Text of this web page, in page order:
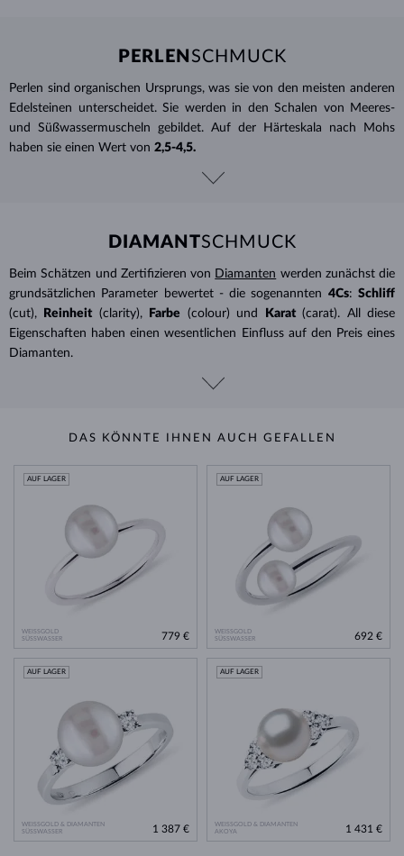
PERLEN SCHMUCK
Perlen sind organischen Ursprungs, was sie von den meisten anderen
Edelsteinen unterscheidet. Sie werden in den Schalen von Meeres-
und Süßwassermuscheln gebildet. Auf der Härteskala nach Mohs
haben sie einen Wert von 2,5-4,5.
DIAMANTSCHMUCK
Beim Schätzen und Zertifizieren von Diamanten werden zunächst die
grundsätzlichen Parameter bewertet - die sogenannten 4Cs: Schliff
(cut),
Reinheit (clarity), Farbe (colour) und Karat (carat). All diese
Eigenschaften haben einen wesentlichen Einfluss auf den Preis eines
Diamanten.
DAS KÖNNTE IHNEN AUCH GEFALLEN
WEISSGOLD
SÜSSWASSER
AUF LAGER
779 €
WEISSGOLD
SÜSSWASSER
AUF LAGER
692 €
WEISSGOLD & DIAMANTEN
SÜSSWASSER
AUF LAGER
1 387 €
WEISSGOLD & DIAMANTEN
AKOYA
AUF LAGER
1 431 €